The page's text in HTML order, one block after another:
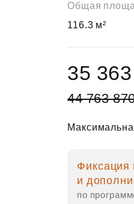
44 763
35
Фиксация
и
по
Общая
116.3 м²